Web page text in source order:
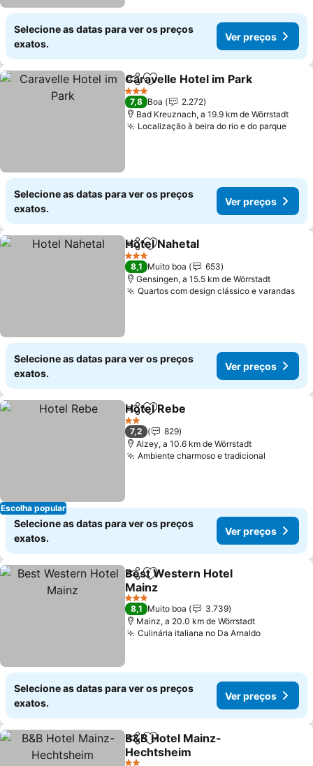
Selecione as datas para ver os preços
exatos.
Ver preços
PartilharAdicionar aos favoritos
Caravelle Hotel im Park
3 Estrelas
7,8 Boa
2.272
Bad Kreuznach, a 19.9 km de Wörrstadt
Localização à beira do rio e do parqueVer
Selecione as datas para ver os preços
exatos.
Ver preços
PartilharAdicionar aos favoritos
Hotel Nahetal
3 Estrelas
8,1 Muito boa
653
Gensingen, a 15.5 km de Wörrstadt
Quartos com design clássico e varandas
Selecione as datas para ver os preços
exatos.
Ver preços
Escolha popular
PartilharAdicionar aos favoritos
Hotel Rebe
2 Estrelas
7,2
829
Alzey, a 10.6 km de Wörrstadt
Ambiente charmoso e tradicional
Selecione as datas para ver os preços
exatos.
Ver preços
PartilharAdicionar aos favoritos
Best Western Hotel
Mainz
Ver preços
3 Estrelas
8,1 Muito boa
3.739
Mainz, a 20.0 km de Wörrstadt
Culinária italiana no Da ArnaldoVer
Selecione as datas para ver os preços
exatos.
Ver preços
PartilharAdicionar aos favoritos
B&B Hotel Mainz-
Hechtsheim